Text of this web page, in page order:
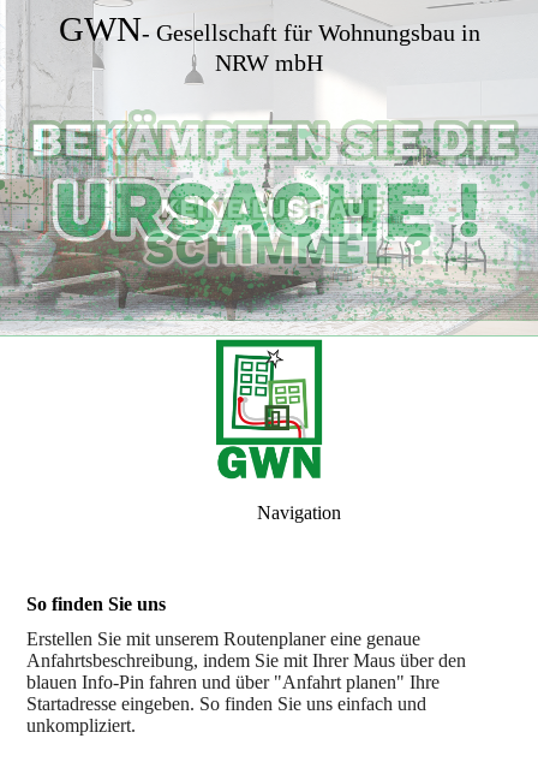
GWN- Gesellschaft für Wohnungsbau in
NRW mbH
Navigation
So finden Sie uns
Erstellen Sie mit unserem Routenplaner eine genaue
Anfahrtsbeschreibung, indem Sie mit Ihrer Maus über den
blauen Info-Pin fahren und über "Anfahrt planen" Ihre
Startadresse eingeben. So finden Sie uns einfach und
unkompliziert.